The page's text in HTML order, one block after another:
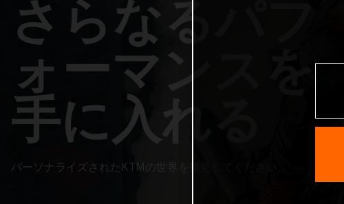
さらなるパフ
ォーマンスを
手に入れる
パーソナライズされたKTMの世界を発見してください。